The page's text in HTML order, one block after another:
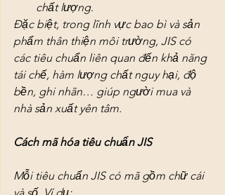
chất lượng.
Đặc biệt, trong lĩnh vực bao bì và sản
phẩm thân thiện môi trường, JIS có
các tiêu chuẩn liên quan đến khả năng
tái chế, hàm lượng chất nguy hại, độ
bền, ghi nhãn… giúp người mua và
nhà sản xuất yên tâm.
Cách mã hóa tiêu chuẩn JIS
Mỗi tiêu chuẩn JIS có mã gồm chữ cái